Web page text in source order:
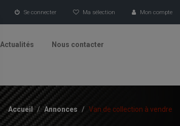
Se connecter Ma sélection Mon compte
Actualités Nous contacter
Accueil / Annonces / Van de collection à vendre